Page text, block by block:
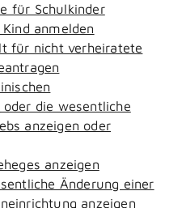
für Schulkinder
anmelden
für nicht verheiratete
die wesentliche
anzeigen oder
anzeigen
Änderung einer
anzeigen